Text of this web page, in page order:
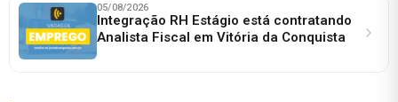
05/08/2026
Integração RH Estágio está contratando
Analista Fiscal em Vitória da Conquista